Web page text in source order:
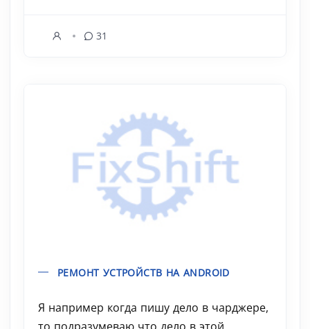
31
РЕМОНТ УСТРОЙСТВ НА ANDROID
Я например когда пишу дело в чарджере,